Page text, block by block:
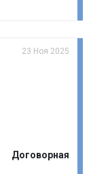
23 Ноя 2025
Договорная